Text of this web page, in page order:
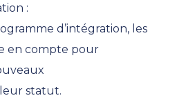
:
d’intégration, les
en compte pour
statut.